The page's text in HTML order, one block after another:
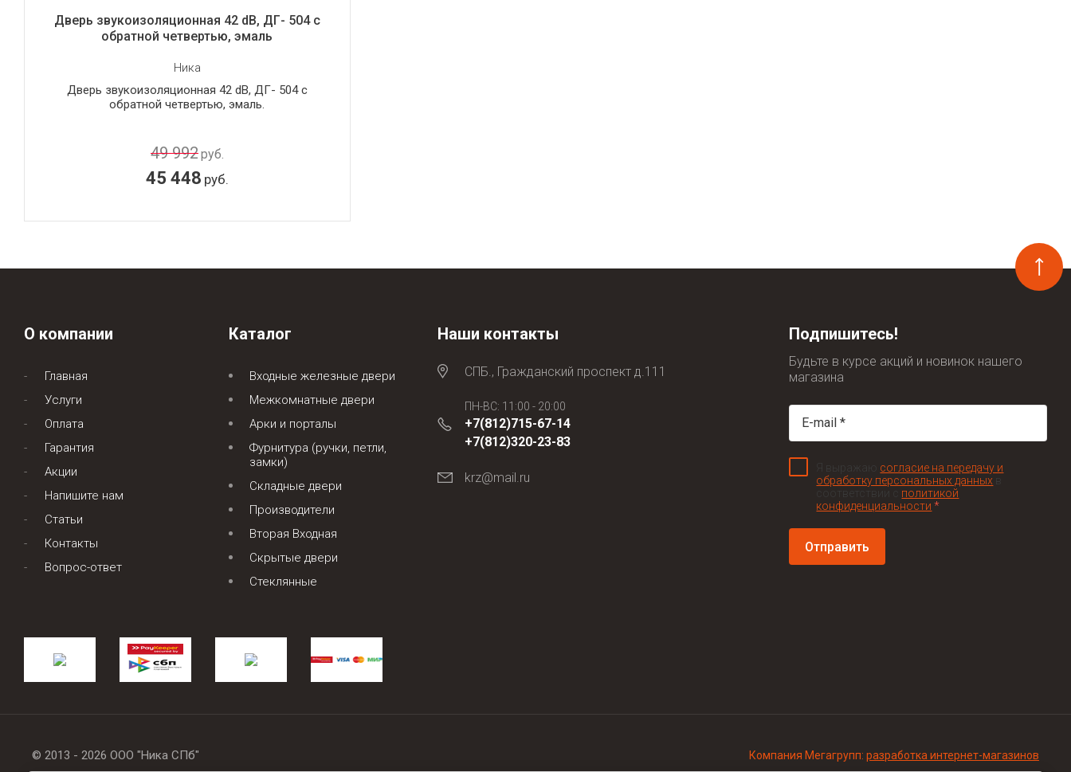
Дверь звукоизоляционная 42 dB, ДГ- 504 с
обратной четвертью, эмаль
Ника
Дверь звукоизоляционная 42 dB, ДГ- 504 с
обратной четвертью, эмаль.
49 992руб.
45 448 руб.
О компании
Главная
Услуги
Оплата
Гарантия
Акции
Напишите нам
Статьи
Контакты
Вопрос-ответ
Каталог
Входные железные двери
Межкомнатные двери
Арки и порталы
Фурнитура (ручки, петли,
замки)
Складные двери
Производители
Вторая Входная
Скрытые двери
Стеклянные
Наши контакты
СПБ., Гражданский проспект д.111
ПН-ВС: 11:00 - 20:00
+7(812)715-67-14
+7(812)320-23-83
krz@mail.ru
Подпишитесь!
Будьте в курсе акций и новинок нашего
магазина
Я выражаю согласие на передачу и
обработку персональных данных в
соответствии с политикой
конфиденциальности *
Отправить
© 2013 - 2026 ООО "Ника СПб" Компания Мегагрупп: разработка интернет-магазинов